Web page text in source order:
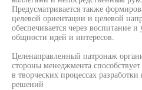
Предусматривается также
целевой ориентации и целевой
обеспечивается через воспитание
общности идей и интересов.
Целенаправленный патронаж
стороны менеджмента
в творческих процессах
решений